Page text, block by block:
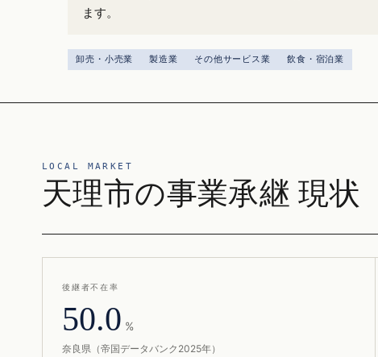
ます。
卸売・小売業 製造業 その他サービス業 飲食・宿泊業
LOCAL MARKET
天理市の事業承継 現状
後継者不在率
50.0 %
奈良県（帝国データバンク2025年）